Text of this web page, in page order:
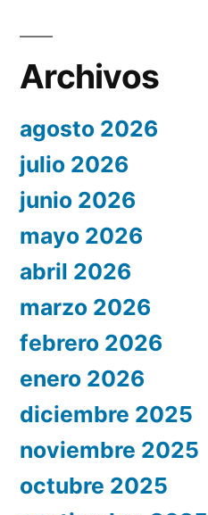
Archivos
agosto 2026
julio 2026
junio 2026
mayo 2026
abril 2026
marzo 2026
febrero 2026
enero 2026
diciembre 2025
noviembre 2025
octubre 2025